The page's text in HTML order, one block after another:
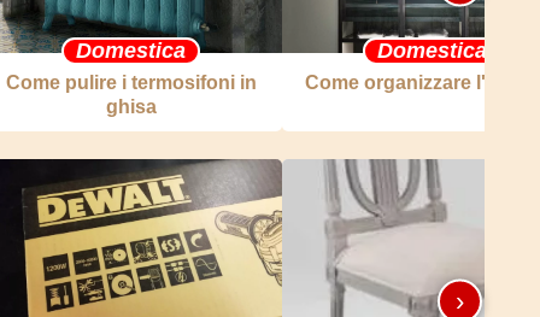
Domestica
Come pulire i termosifoni in
ghisa
Domestica
Come organizzare
›